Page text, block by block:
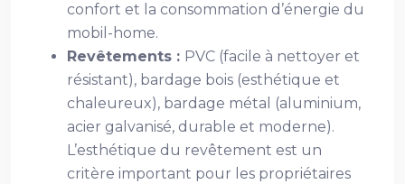
confort et la consommation d’énergie du
mobil-home.
Revêtements : PVC (facile à nettoyer et
résistant), bardage bois (esthétique et
chaleureux), bardage métal (aluminium,
acier galvanisé, durable et moderne).
L’esthétique du revêtement est un
critère important pour les propriétaires